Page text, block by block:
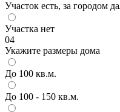
Участок есть, за городом
Участка нет
04
Укажите размеры дома
До 100 кв.м.
До 100 - 150 кв.м.